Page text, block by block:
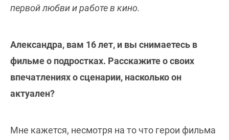
первой любви и работе в кино.
Александра, вам 16 лет, и вы снимаетесь в
фильме о подростках. Расскажите о своих
впечатлениях о сценарии, насколько он
актуален?
Мне кажется, несмотря на то что герои фильма